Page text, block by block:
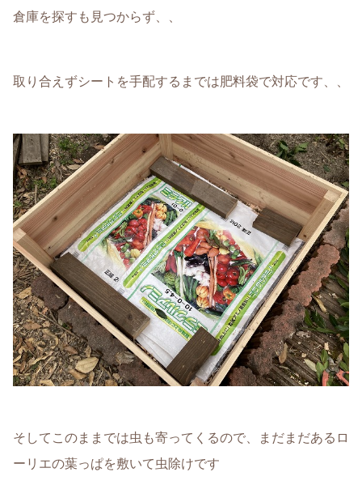
倉庫を探すも見つからず、、
取り合えずシートを手配するまでは肥料袋で対応です、、
そしてこのままでは虫も寄ってくるので、まだまだあるロ
ーリエの葉っぱを敷いて虫除けです